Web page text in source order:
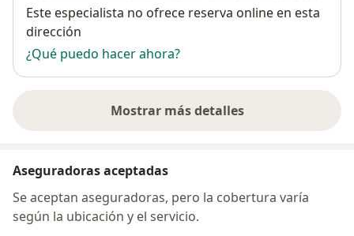
Disponibilidad
Este especialista no ofrece reserva online en esta
dirección
¿Qué puedo hacer ahora?
Mostrar más detalles
sobre la dirección
Aseguradoras aceptadas
Se aceptan aseguradoras, pero la cobertura varía
según la ubicación y el servicio.